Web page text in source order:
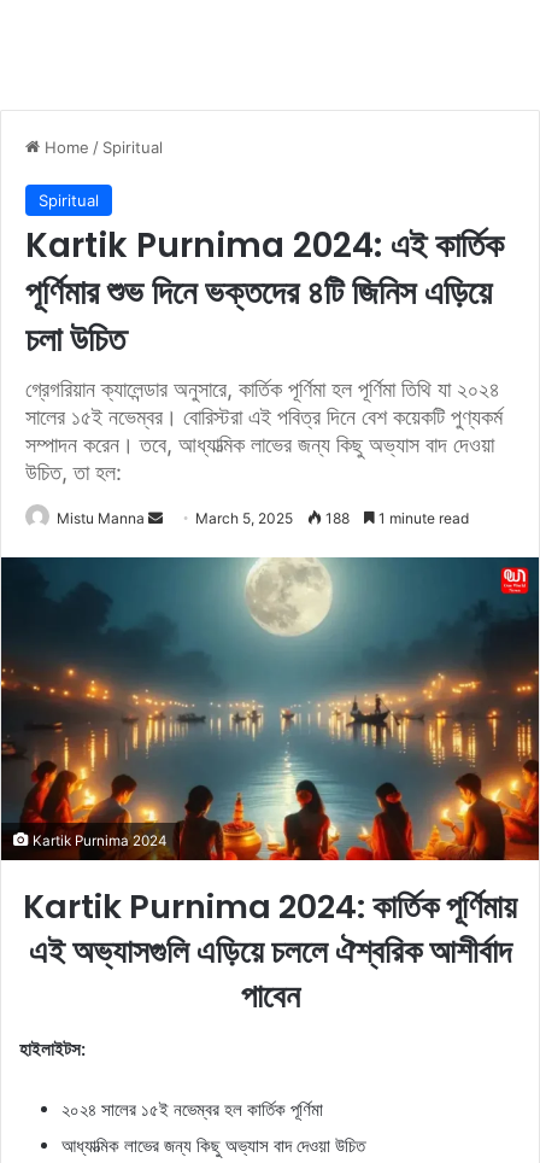
Home / Spiritual
Spiritual
Kartik Purnima 2024: এই কার্তিক
পূর্ণিমার শুভ দিনে ভক্তদের ৪টি জিনিস এড়িয়ে
চলা উচিত
গ্রেগরিয়ান ক্যালেন্ডার অনুসারে, কার্তিক পূর্ণিমা হল পূর্ণিমা তিথি যা ২০২৪
সালের ১৫ই নভেম্বর। বোরিস্টরা এই পবিত্র দিনে বেশ কয়েকটি পুণ্যকর্ম
সম্পাদন করেন। তবে, আধ্যাত্মিক লাভের জন্য কিছু অভ্যাস বাদ দেওয়া
উচিত, তা হল:
Mistu Manna
e
m
a
l
March 5, 2025 188 1 minute read
Kartik Purnima 2024
Kartik Purnima 2024: কার্তিক পূর্ণিমায়
এই অভ্যাসগুলি এড়িয়ে চললে ঐশ্বরিক আশীর্বাদ
পাবেন
হাইলাইটস:
২০২৪ সালের ১৫ই নভেম্বর হল কার্তিক পূর্ণিমা
আধ্যাত্মিক লাভের জন্য কিছু অভ্যাস বাদ দেওয়া উচিত